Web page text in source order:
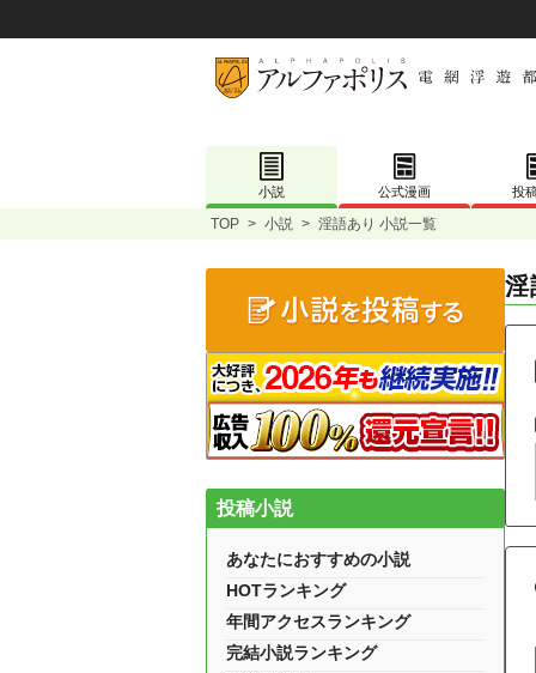
小説 公式漫画 投
TOP > 小説 > 淫語あり 小説一覧
淫
投稿小説
あなたにおすすめの小説
HOTランキング
年間アクセスランキング
完結小説ランキング